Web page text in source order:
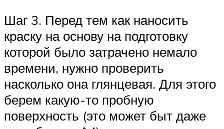
Шаг 3. Перед тем как наносить
краску на основу на подготовку
которой было затрачено немало
времени, нужно проверить
насколько она глянцевая. Для этого
берем какую-то пробную
поверхность (это может быт даже